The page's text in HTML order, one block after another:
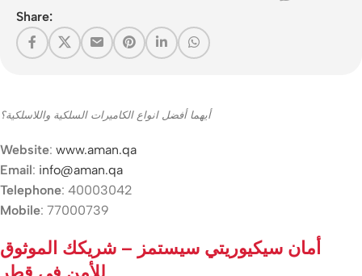
Share:
أيهما أفضل انواع الكاميرات السلكية واللاسلكية؟
Website: www.aman.qa
Email: info@aman.qa
Telephone: 40003042
Mobile: 77000739
أمان سيكيوريتي سيستمز – شريكك الموثوق